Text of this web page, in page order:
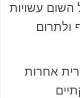
השום עשויות
ולתרום
אחרות